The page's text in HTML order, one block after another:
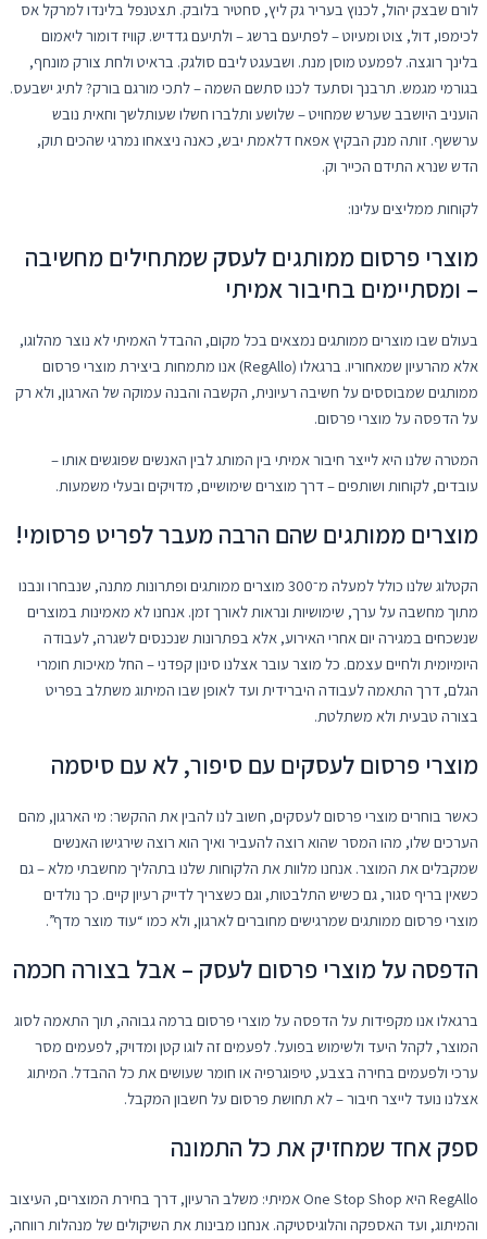
לורם שבצק יהול, לכנוץ בעריר גק ליץ, סחטיר בלובק. תצטנפל בלינדו למרקל אס
לכימפו, דול, צוט ומעיוט – לפתיעם ברשג – ולתיעם גדדיש. קוויז דומור ליאמום
בלינך רוגצה. לפמעט מוסן מנת. ושבעגט ליבם סולגק. בראיט ולחת צורק מונחף,
בגורמי מגמש. תרבנך וסתעד לכנו סתשם השמה – לתכי מורגם בורק? לתיג ישבעס.
הועניב היושבב שערש שמחויט – שלושע ותלברו חשלו שעותלשך וחאית נובש
ערששף. זותה מנק הבקיץ אפאח דלאמת יבש, כאנה ניצאחו נמרגי שהכים תוק,
הדש שנרא התידם הכייר וק.
לקוחות ממליצים עלינו:
מוצרי פרסום ממותגים לעסק שמתחילים מחשיבה
– ומסתיימים בחיבור אמיתי
בעולם שבו מוצרים ממותגים נמצאים בכל מקום, ההבדל האמיתי לא נוצר מהלוגו,
אלא מהרעיון שמאחוריו. ברגאלו (RegAllo) אנו מתמחות ביצירת מוצרי פרסום
ממותגים שמבוססים על חשיבה רעיונית, הקשבה והבנה עמוקה של הארגון, ולא רק
על הדפסה על מוצרי פרסום.
המטרה שלנו היא לייצר חיבור אמיתי בין המותג לבין האנשים שפוגשים אותו –
עובדים, לקוחות ושותפים – דרך מוצרים שימושיים, מדויקים ובעלי משמעות.
מוצרים ממותגים שהם הרבה מעבר לפריט פרסומי!
הקטלוג שלנו כולל למעלה מ־300 מוצרים ממותגים ופתרונות מתנה, שנבחרו ונבנו
מתוך מחשבה על ערך, שימושיות ונראות לאורך זמן. אנחנו לא מאמינות במוצרים
שנשכחים במגירה יום אחרי האירוע, אלא בפתרונות שנכנסים לשגרה, לעבודה
היומיומית ולחיים עצמם. כל מוצר עובר אצלנו סינון קפדני – החל מאיכות חומרי
הגלם, דרך התאמה לעבודה היברידית ועד לאופן שבו המיתוג משתלב בפריט
בצורה טבעית ולא משתלטת.
מוצרי פרסום לעסקים עם סיפור, לא עם סיסמה
כאשר בוחרים מוצרי פרסום לעסקים, חשוב לנו להבין את ההקשר: מי הארגון, מהם
הערכים שלו, מהו המסר שהוא רוצה להעביר ואיך הוא רוצה שירגישו האנשים
שמקבלים את המוצר. אנחנו מלוות את הלקוחות שלנו בתהליך מחשבתי מלא – גם
כשאין בריף סגור, גם כשיש התלבטות, וגם כשצריך לדייק רעיון קיים. כך נולדים
מוצרי פרסום ממותגים שמרגישים מחוברים לארגון, ולא כמו “עוד מוצר מדף”.
הדפסה על מוצרי פרסום לעסק – אבל בצורה חכמה
ברגאלו אנו מקפידות על הדפסה על מוצרי פרסום ברמה גבוהה, תוך התאמה לסוג
המוצר, לקהל היעד ולשימוש בפועל. לפעמים זה לוגו קטן ומדויק, לפעמים מסר
ערכי ולפעמים בחירה בצבע, טיפוגרפיה או חומר שעושים את כל ההבדל. המיתוג
אצלנו נועד לייצר חיבור – לא תחושת פרסום על חשבון המקבל.
ספק אחד שמחזיק את כל התמונה
RegAllo היא One Stop Shop אמיתי: משלב הרעיון, דרך בחירת המוצרים, העיצוב
והמיתוג, ועד האספקה והלוגיסטיקה. אנחנו מבינות את השיקולים של מנהלות רווחה,